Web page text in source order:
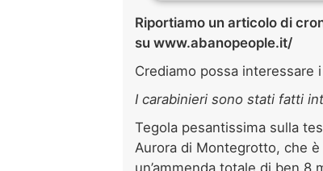
Riportiamo un articolo di
su www.abanopeople.it/
Crediamo possa
I carabinieri sono stati fatti
Tegola pesantissima sulla
Aurora di Montegrotto, che è